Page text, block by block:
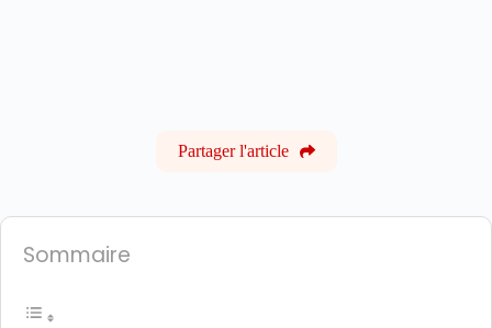
Partager l'article
Sommaire